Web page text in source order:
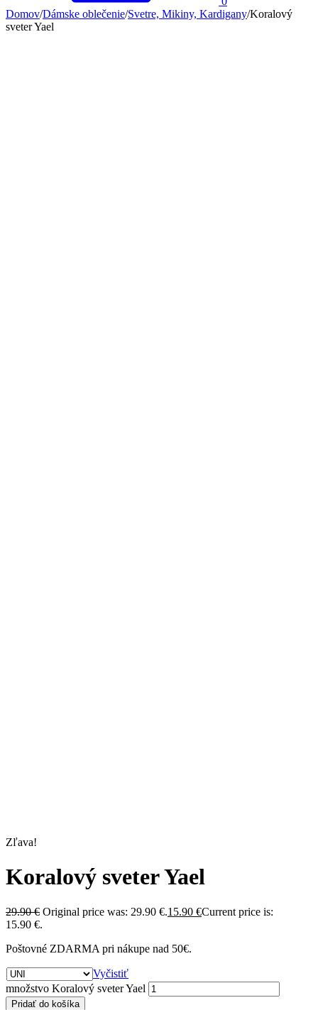
Domov/Dámske oblečenie/Svetre, Mikiny, Kardigany/Koralový
sveter Yael
Zľava!
Koralový sveter Yael
29.90€ Original price was: 29.90 €.15.90 €Current price is:
15.90 €.
Poštovné ZDARMA pri nákupe nad 50€.
Vyčistiť
množstvo Koralový sveter Yael
Pridať do košíka